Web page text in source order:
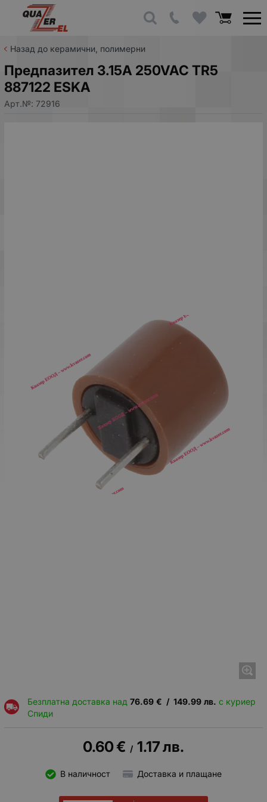
Назад до керамични, полимерни
Предпазител 3.15A 250VAC TR5
887122 ESKA
Арт.№: 72916
Безплатна доставка над 76.69 € / 149.99 лв. с куриер
Спиди
0.60€ / 1.17лв.
В наличност Доставка и плащане